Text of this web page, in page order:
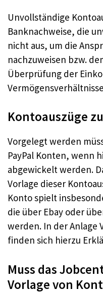
Unvollständige
Banknachweise, die
nicht aus, um die
nachzuweisen bzw.
Überprüfung der
Kontoauszüge
Vorgelegt werden
PayPal Konten, wenn
abgewickelt werden.
Vorlage dieser
Konto spielt
die über Ebay oder
werden. In der Anlage
finden sich hierzu
Muss das
Vorlage von